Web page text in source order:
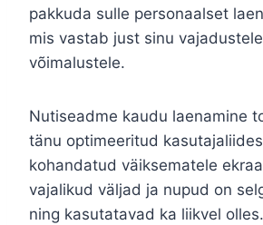
pakkuda sulle personaalset
mis vastab just sinu
võimalustele.
Nutiseadme kaudu laenamine
tänu optimeeritud
kohandatud väiksematele
vajalikud väljad ja nupud on
ning kasutatavad ka liikvel olles.